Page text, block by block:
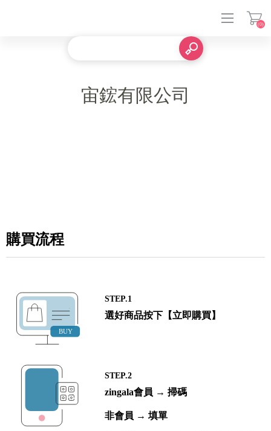
(0)
宙鋐有限公司
購買流程
STEP.1
選好商品按下【立即購買】
STEP.2
zingala會員 → 掃碼
非會員 → 填單